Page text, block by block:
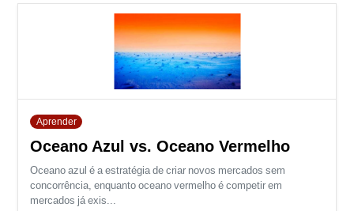
Aprender
Oceano Azul vs. Oceano Vermelho
Oceano azul é a estratégia de criar novos mercados sem
concorrência, enquanto oceano vermelho é competir em
mercados já exis...